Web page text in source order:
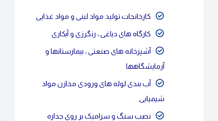
کارخانجات تولید مواد لبنی و مواد غذایی
کارگاه های دباغی ، رنگرزی و آبکاری
آشپزخانه های صنعتی ، بیمارستانها و
آزمایشگاهها
آب بندی لوله های ورودی مخازن مواد
شیمیایی
نصب سنگ و سرامیک بر روی جداره